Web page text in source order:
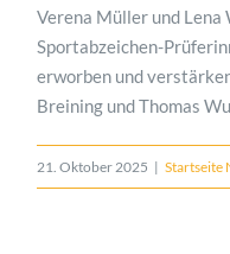
Verena Müller und Lena
Sportabzeichen-
erworben und
Breining und Thomas
21. Oktober 2025 | Startseite